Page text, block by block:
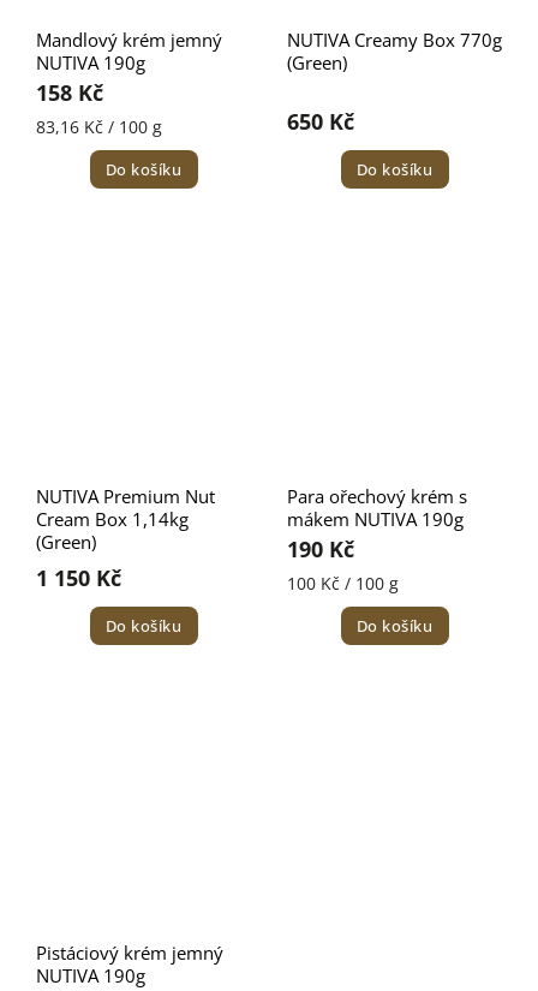
Mandlový krém jemný
NUTIVA 190g
158 Kč
83,16 Kč / 100 g
Do košíku
NUTIVA Creamy Box 770g
(Green)
650 Kč
Do košíku
NUTIVA Premium Nut
Cream Box 1,14kg
(Green)
1 150 Kč
Do košíku
Para ořechový krém s
mákem NUTIVA 190g
190 Kč
100 Kč / 100 g
Do košíku
Pistáciový krém jemný
NUTIVA 190g